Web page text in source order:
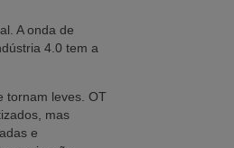
A onda de
4.0 tem a
tornam leves. OT
mas
e